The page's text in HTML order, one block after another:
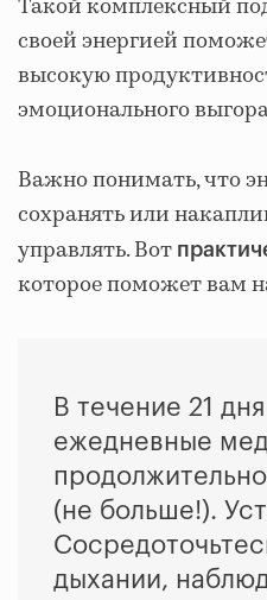
Такой комплексный
своей энергией
высокую
эмоционального
Важно понимать, что
сохранять или
управлять. Вот
которое поможет вам
В течение 21
ежедневные
(не больше!).
дыхании,